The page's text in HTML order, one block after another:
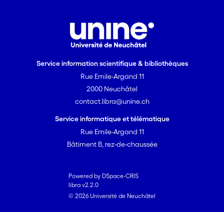
Service information scientifique & bibliothèques
Rue Emile-Argand 11
2000 Neuchâtel
contact.libra@unine.ch
Service informatique et télématique
Rue Emile-Argand 11
Bâtiment B, rez-de-chaussée
Powered by DSpace-CRIS
libra v2.2.0
© 2026 Université de Neuchâtel